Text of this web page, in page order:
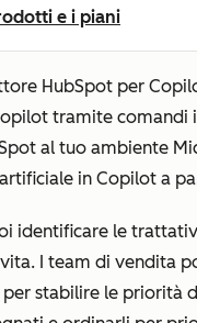
e i piani
HubSpot per
tramite comandi
al tuo ambiente
in Copilot a
identificare le
I team di vendita
stabilire le priorità